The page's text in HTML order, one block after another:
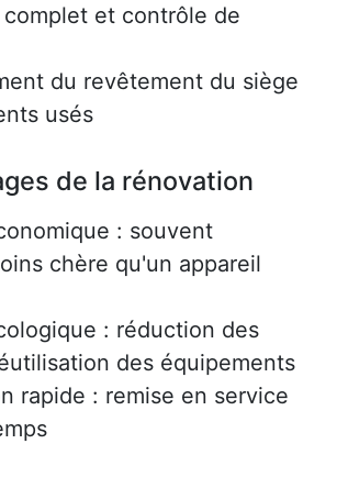
et contrôle de
du revêtement du siège
usés
de la rénovation
: souvent
chère qu'un appareil
: réduction des
des équipements
rapide : remise en service